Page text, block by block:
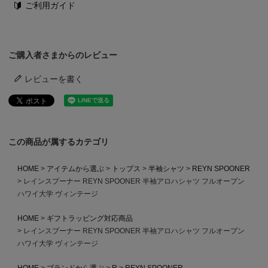
ご利用ガイド
ご購入者さまからのレビュー
レビューを書く
この商品が属するカテゴリ
HOME アイテムから選ぶ トップス 半袖シャツ
REYN SPOONER
レインスプーナー REYN SPOONER 半袖アロハシャツ フルオープン
ハワイ大学 ヴィンテージ
HOME
ギフトラッピング対応商品
レインスプーナー REYN SPOONER 半袖アロハシャツ フルオープン
ハワイ大学 ヴィンテージ